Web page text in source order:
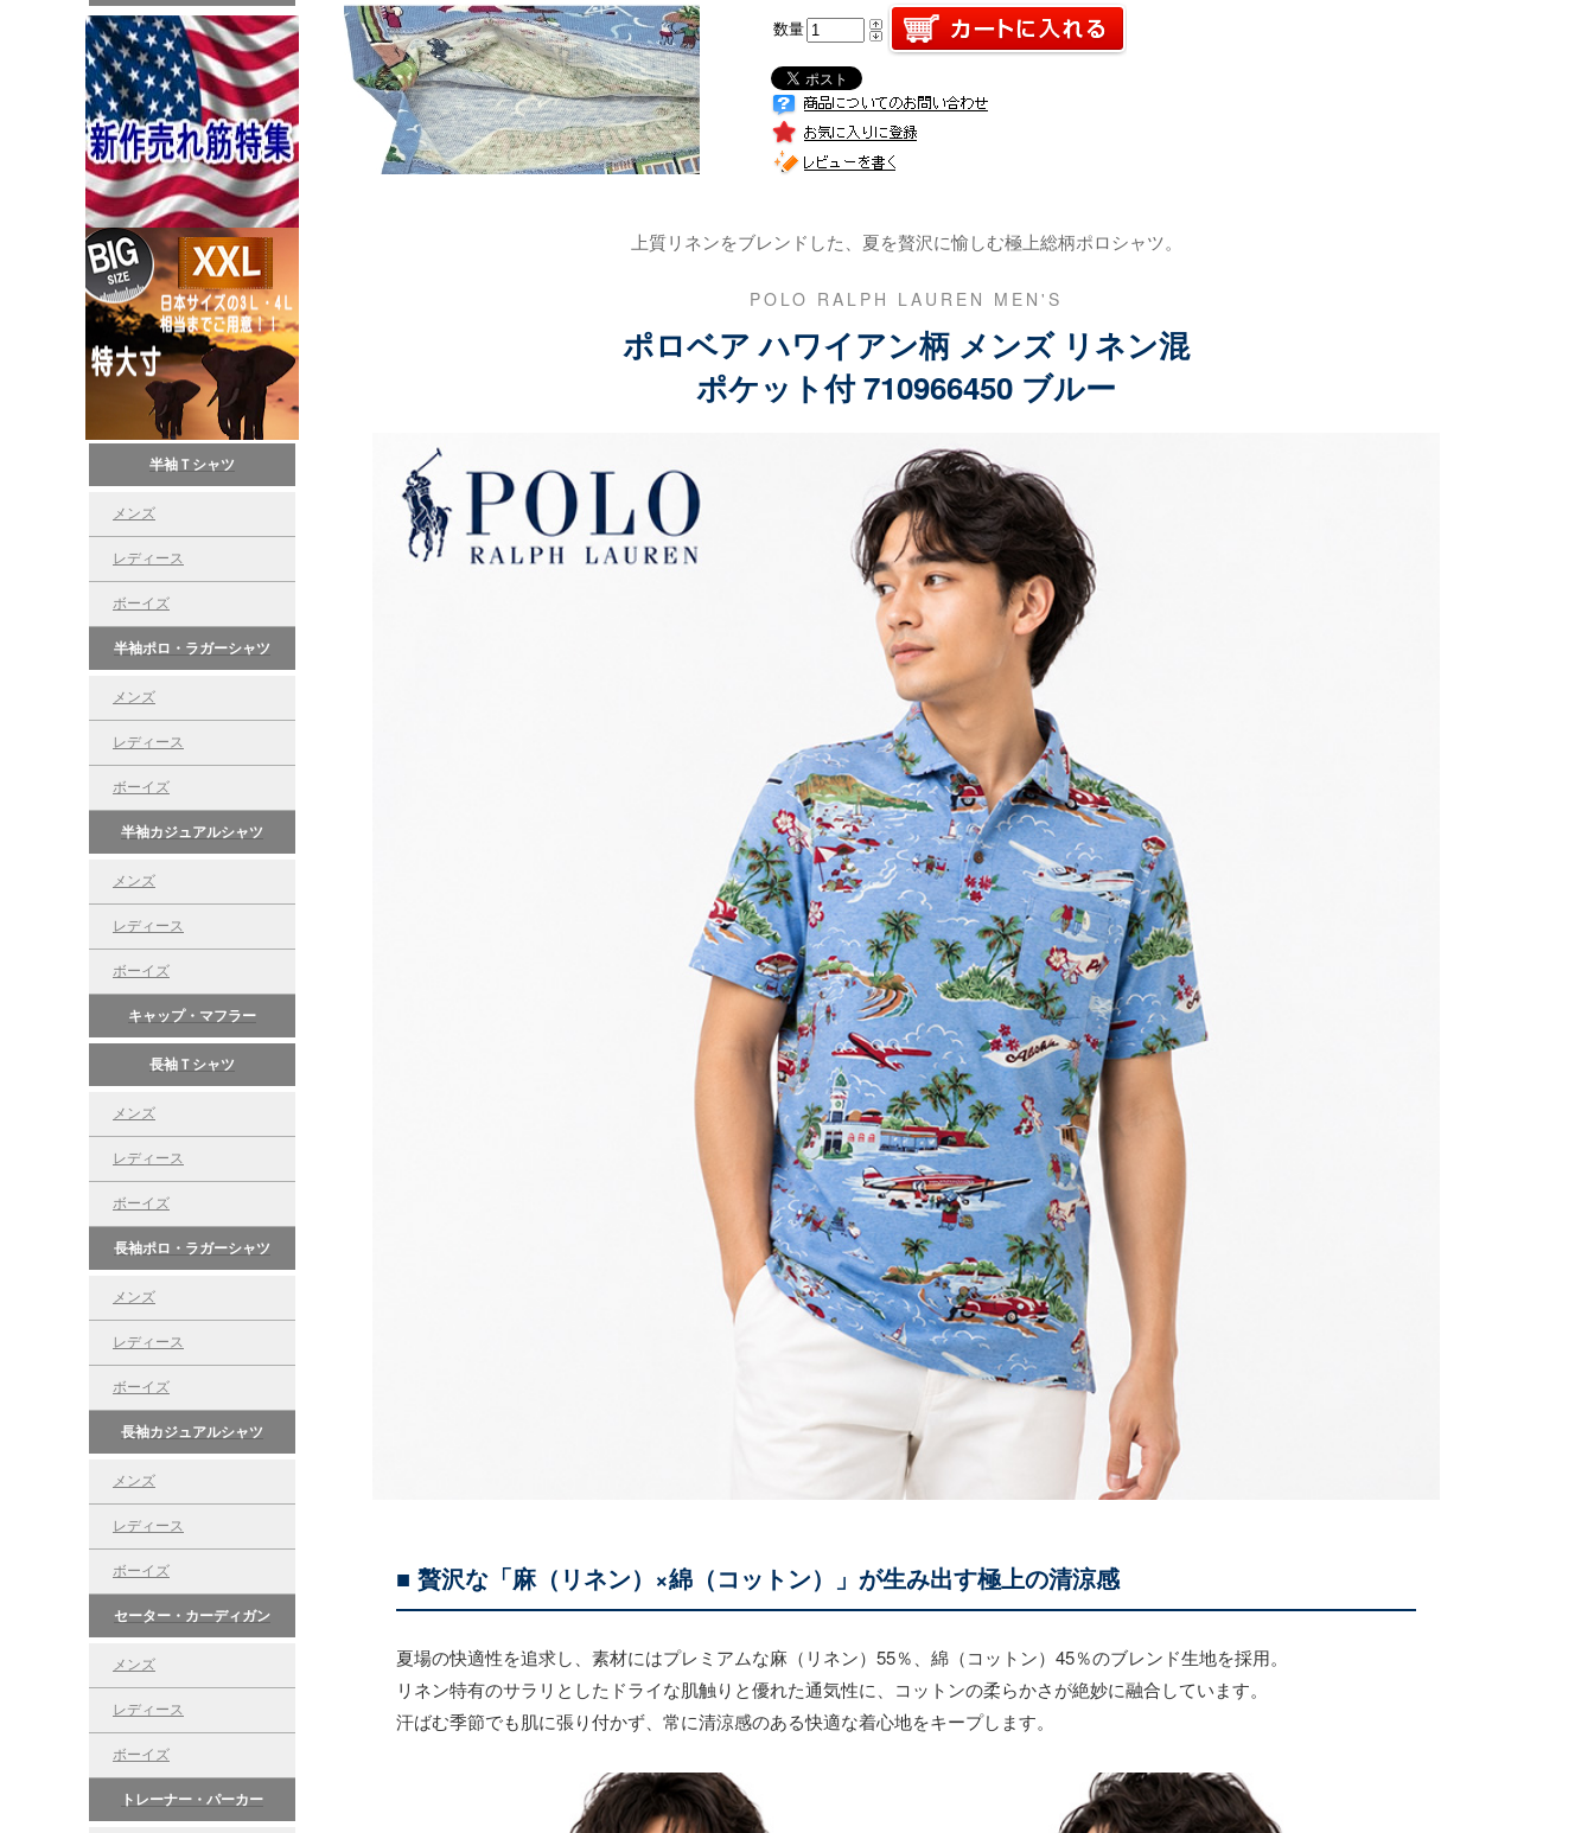
半袖Ｔシャツ
メンズ
レディース
ボーイズ
半袖ポロ・ラガーシャツ
メンズ
レディース
ボーイズ
半袖カジュアルシャツ
メンズ
レディース
ボーイズ
キャップ・マフラー
長袖Ｔシャツ
メンズ
レディース
ボーイズ
長袖ポロ・ラガーシャツ
メンズ
レディース
ボーイズ
長袖カジュアルシャツ
メンズ
レディース
ボーイズ
セーター・カーディガン
メンズ
レディース
ボーイズ
トレーナー・パーカー
数量
上質リネンをブレンドした、夏を贅沢に愉しむ極上総柄ポロシャツ。
POLO RALPH LAUREN MEN'S
ポロベア ハワイアン柄 メンズ リネン混
ポケット付 710966450 ブルー
■ 贅沢な「麻（リネン）×綿（コットン）」が生み出す極上の清涼感
夏場の快適性を追求し、素材にはプレミアムな麻（リネン）55％、綿（コットン）45％のブレンド生地を採用。
リネン特有のサラリとしたドライな肌触りと優れた通気性に、コットンの柔らかさが絶妙に融合しています。
汗ばむ季節でも肌に張り付かず、常に清涼感のある快適な着心地をキープします。